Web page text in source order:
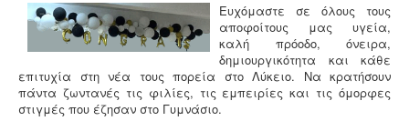
Ευχόμαστε σε όλους τους
αποφοίτους μας υγεία,
καλή πρόοδο, όνειρα,
δημιουργικότητα και κάθε
επιτυχία στη νέα τους πορεία στο Λύκειο. Να κρατήσουν
πάντα ζωντανές τις φιλίες, τις εμπειρίες και τις όμορφες
στιγμές που έζησαν στο Γυμνάσιο.